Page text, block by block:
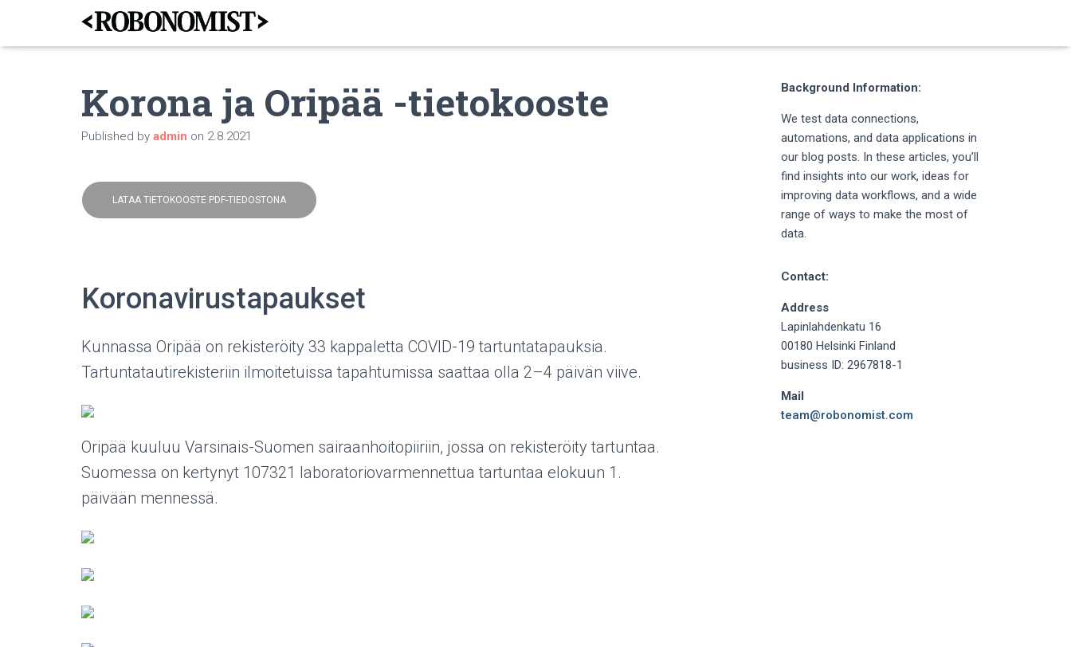
Korona ja Oripää -tietokooste
Published by admin on 2.8.2021
LATAA TIETOKOOSTE PDF-TIEDOSTONA
Koronavirustapaukset
Kunnassa Oripää on rekisteröity 33 kappaletta COVID-19 tartuntatapauksia.
Tartuntatautirekisteriin ilmoitetuissa tapahtumissa saattaa olla 2–4 päivän viive.
Oripää kuuluu Varsinais-Suomen sairaanhoitopiiriin, jossa on rekisteröity tartuntaa.
Suomessa on kertynyt 107321 laboratoriovarmennettua tartuntaa elokuun 1.
päivään mennessä.
Background Information:
We test data connections,
automations, and data applications in
our blog posts. In these articles, you’ll
find insights into our work, ideas for
improving data workflows, and a wide
range of ways to make the most of
data.
Contact:
Address
Lapinlahdenkatu 16
00180 Helsinki Finland
business ID: 2967818-1
Mail
team@robonomist.com